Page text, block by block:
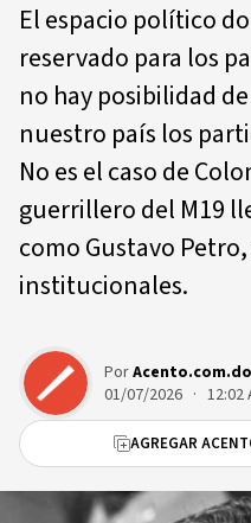
El espacio político
reservado para los
no hay posibilidad
nuestro país los
No es el caso de
guerrillero del M19
como Gustavo
institucionales.
PorAcento.com.do
01/07/2026 · 12:02
AGREGAR